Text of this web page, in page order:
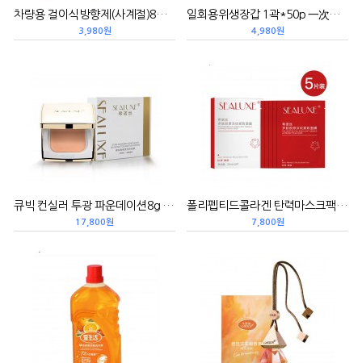
차량용 걸이식방향제(사계절)8ML 悬挂式车载香薰/四季
3,980원
일회용위생장갑 1곽*50p 一次性丁晴手套
4,980원
큐빅 컨실러 투광 파운데이션8g 星钻隐瑕透光粉底膏
17,800원
폴리펩티드콜라겐 탄력마스크팩1곽*5p 希诺丝多肽胶原淡纹紧致面膜
7,800원